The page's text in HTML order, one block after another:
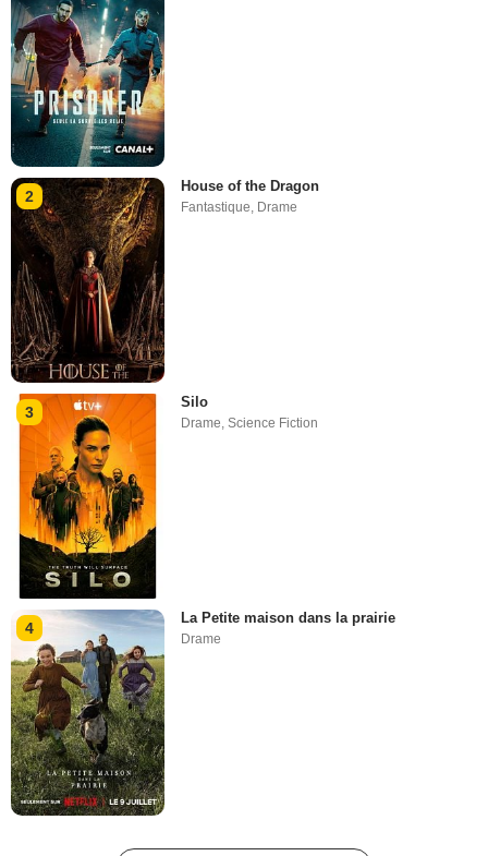
2
House of the Dragon
Fantastique, Drame
3
Silo
Drame,Science Fiction
4
La Petite maison dans la prairie
Drame